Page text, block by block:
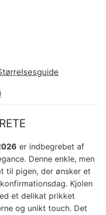
er indbegrebet af
Denne enkle, men
til pigen, der ønsker et
Kjolen
et delikat prikket
og unikt touch. Det